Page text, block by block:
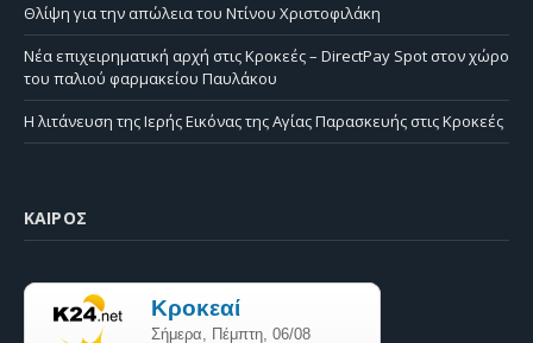
Θλίψη για την απώλεια του Ντίνου Χριστοφιλάκη
Νέα επιχειρηματική αρχή στις Κροκεές – DirectPay Spot στον χώρο
του παλιού φαρμακείου Παυλάκου
Η λιτάνευση της Ιερής Εικόνας της Αγίας Παρασκευής στις Κροκεές
ΚΑΙΡΌΣ